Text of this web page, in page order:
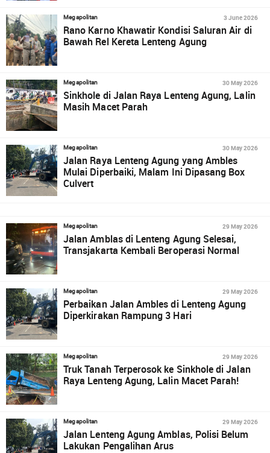
Megapolitan 3 June 2026
Rano Karno Khawatir Kondisi Saluran Air di
Bawah Rel Kereta Lenteng Agung
Megapolitan 30 May 2026
Sinkhole di Jalan Raya Lenteng Agung, Lalin
Masih Macet Parah
Megapolitan 30 May 2026
Jalan Raya Lenteng Agung yang Ambles
Mulai Diperbaiki, Malam Ini Dipasang Box
Culvert
Megapolitan 29 May 2026
Jalan Amblas di Lenteng Agung Selesai,
Transjakarta Kembali Beroperasi Normal
Megapolitan 29 May 2026
Perbaikan Jalan Ambles di Lenteng Agung
Diperkirakan Rampung 3 Hari
Megapolitan 29 May 2026
Truk Tanah Terperosok ke Sinkhole di Jalan
Raya Lenteng Agung, Lalin Macet Parah!
Megapolitan 29 May 2026
Jalan Lenteng Agung Amblas, Polisi Belum
Lakukan Pengalihan Arus